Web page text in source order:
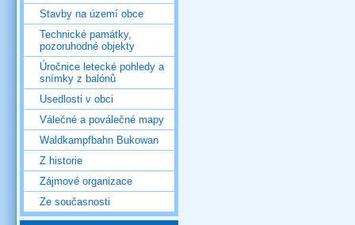
Stavby na území obce
Technické památky,
pozoruhodné objekty
Úročnice letecké pohledy a
snímky z balónů
Usedlosti v obci
Válečné a poválečné mapy
Waldkampfbahn Bukowan
Z historie
Zájmové organizace
Ze současnosti